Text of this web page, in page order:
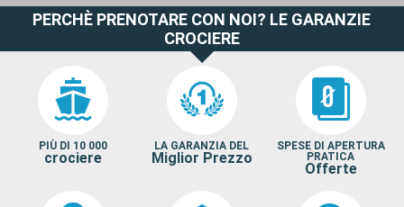
PERCHÈ PRENOTARE CON NOI? LE GARANZIE
CROCIERE
PIÙ DI 10 000
crociere
LA GARANZIA DEL
Miglior Prezzo
SPESE DI APERTURA
PRATICA
Offerte